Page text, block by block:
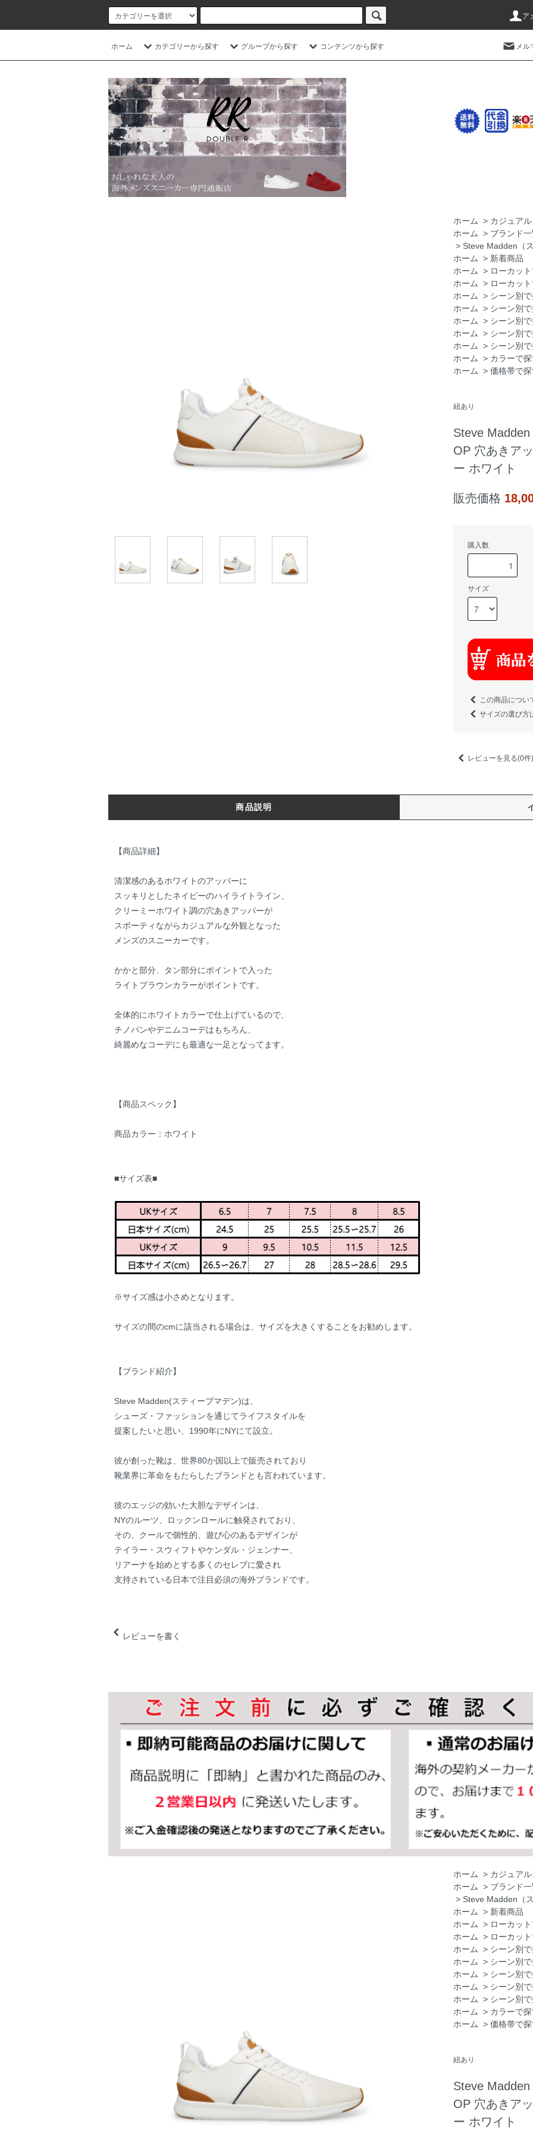
ア
ホーム カテゴリーから探す グループから探す コンテンツから探す メル
ホーム > カジュア
ホーム
> ブランド
> Steve Madden（
ホーム
> 新着商品
ホーム
> ローカッ
ホーム
> ローカッ
ホーム
> シーン別
ホーム
> シーン別
ホーム
> シーン別
ホーム
> シーン別
ホーム
> シーン別
ホーム
> カラーで
ホーム
> 価格帯で
紐あり
Steve
OP 穴あきア
ー ホワイト
販売価格
購入数
サイズ
この商品につい
サイズの選び方
レビューを見る(0件)
商品説明
【商品詳細】
清潔感のあるホワイトのアッパーに
スッキリとしたネイビーのハイライトライン、
クリーミーホワイト調の穴あきアッパーが
スポーティながらカジュアルな外観となった
メンズのスニーカーです。
かかと部分、タン部分にポイントで入った
ライトブラウンカラーがポイントです。
全体的にホワイトカラーで仕上げているので、
チノパンやデニムコーデはもちろん、
綺麗めなコーデにも最適な一足となってます。
【商品スペック】
商品カラー：ホワイト
■サイズ表■
※サイズ感は小さめとなります。
サイズの間のcmに該当される場合は、サイズを大きくすることをお勧めします。
【ブランド紹介】
Steve Madden(スティーブマデン)は、
シューズ・ファッションを通じてライフスタイルを
提案したいと思い、1990年にNYにて設立。
彼が創った靴は、世界80か国以上で販売されており
靴業界に革命をもたらしたブランドとも言われています。
彼のエッジの効いた大胆なデザインは、
NYのルーツ、ロックンロールに触発されており、
その、クールで個性的、遊び心のあるデザインが
テイラー・スウィフトやケンダル・ジェンナー、
リアーナを始めとする多くのセレブに愛され
支持されている日本で注目必須の海外ブランドです。
レビューを書く
ホーム > カジュア
ホーム
> ブランド
> Steve Madden（
ホーム
> 新着商品
ホーム
> ローカッ
ホーム
> ローカッ
ホーム
> シーン別
ホーム
> シーン別
ホーム
> シーン別
ホーム
> シーン別
ホーム
> シーン別
ホーム
> カラーで
ホーム
> 価格帯で
紐あり
Steve
OP 穴あきア
ー ホワイト